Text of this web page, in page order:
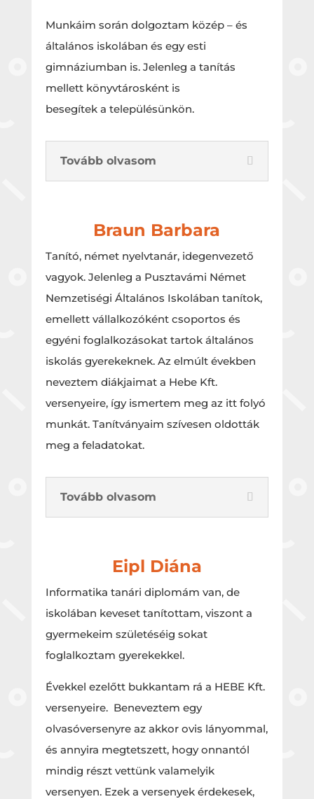
Munkáim során dolgoztam közép – és
általános iskolában és egy esti
gimnáziumban is. Jelenleg a tanítás
mellett könyvtárosként is
besegítek a településünkön.
Tovább olvasom
Braun Barbara
Tanító, német nyelvtanár, idegenvezető
vagyok. Jelenleg a Pusztavámi Német
Nemzetiségi Általános Iskolában tanítok,
emellett vállalkozóként csoportos és
egyéni foglalkozásokat tartok általános
iskolás gyerekeknek. Az elmúlt években
neveztem diákjaimat a Hebe Kft.
versenyeire, így ismertem meg az itt folyó
munkát. Tanítványaim szívesen oldották
meg a feladatokat.
Tovább olvasom
Eipl Diána
Informatika tanári diplomám van, de
iskolában keveset tanítottam, viszont a
gyermekeim születéséig sokat
foglalkoztam gyerekekkel.
Évekkel ezelőtt bukkantam rá a HEBE Kft.
versenyeire. Beneveztem egy
olvasóversenyre az akkor ovis lányommal,
és annyira megtetszett, hogy onnantól
mindig részt vettünk valamelyik
versenyen. Ezek a versenyek érdekesek,